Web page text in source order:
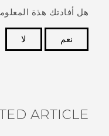
هل أفادتك هذة
نعم
لا
ARTICLE